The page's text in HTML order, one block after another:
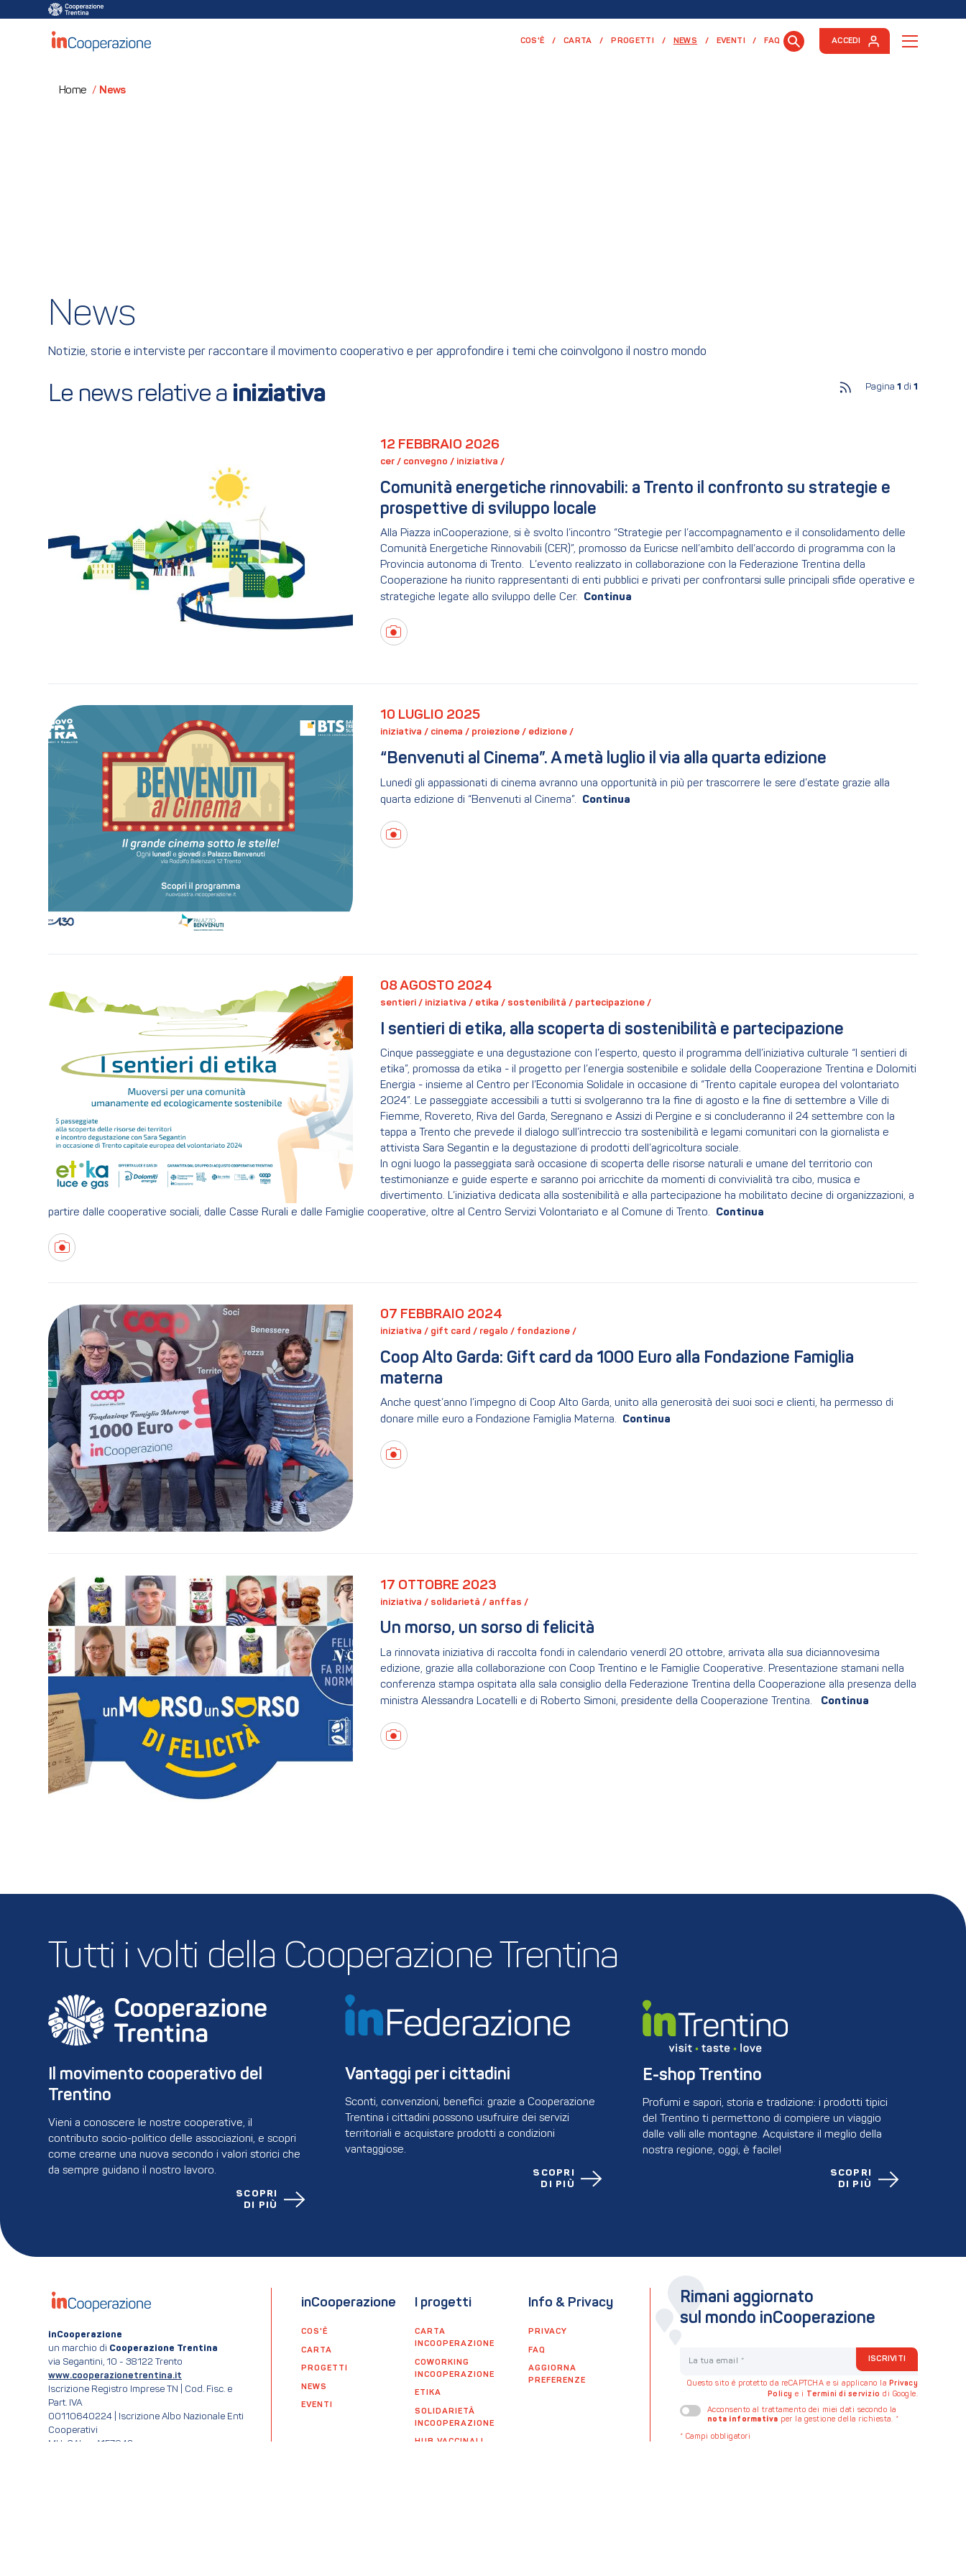
COS'È CARTA PROGETTI NEWS (CURRENT)
EVENTI FAQ ACCEDI
Home / News
News
Notizie, storie e interviste per raccontare il movimento cooperativo e per approfondire i temi che coinvolgono il nostro mondo
Le news relative a iniziativa Pagina 1 di 1
12 FEBBRAIO 2026
cer / convegno / iniziativa /
Comunità energetiche rinnovabili: a Trento il confronto su strategie e
prospettive di sviluppo locale
Alla Piazza inCooperazione, si è svolto l’incontro “Strategie per l’accompagnamento e il consolidamento delle
Comunità Energetiche Rinnovabili (CER)”, promosso da Euricse nell’ambito dell’accordo di programma con la
Provincia autonoma di Trento. L’evento realizzato in collaborazione con la Federazione Trentina della
Cooperazione ha riunito rappresentanti di enti pubblici e privati per confrontarsi sulle principali sfide operative e
strategiche legate allo sviluppo delle Cer.
10 LUGLIO 2025
iniziativa / cinema / proiezione / edizione /
“Benvenuti al Cinema”. A metà luglio il via alla quarta edizione
Lunedì gli appassionati di cinema avranno una opportunità in più per trascorrere le sere d’estate grazie alla
quarta edizione di “Benvenuti al Cinema”.
08 AGOSTO 2024
sentieri / iniziativa / etika / sostenibilità / partecipazione /
I sentieri di etika, alla scoperta di sostenibilità e partecipazione
Cinque passeggiate e una degustazione con l’esperto, questo il programma dell’iniziativa culturale “I sentieri di
etika”, promossa da etika - il progetto per l’energia sostenibile e solidale della Cooperazione Trentina e Dolomiti
Energia - insieme al Centro per l’Economia Solidale in occasione di “Trento capitale europea del volontariato
2024”. Le passeggiate accessibili a tutti si svolgeranno tra la fine di agosto e la fine di settembre a Ville di
Fiemme, Rovereto, Riva del Garda, Seregnano e Assizi di Pergine e si concluderanno il 24 settembre con la
tappa a Trento che prevede il dialogo sull’intreccio tra sostenibilità e legami comunitari con la giornalista e
attivista Sara Segantin e la degustazione di prodotti dell’agricoltura sociale.
In ogni luogo la passeggiata sarà occasione di scoperta delle risorse naturali e umane del territorio con
testimonianze e guide esperte e saranno poi arricchite da momenti di convivialità tra cibo, musica e
divertimento. L’iniziativa dedicata alla sostenibilità e alla partecipazione ha mobilitato decine di organizzazioni, a
partire dalle cooperative sociali, dalle Casse Rurali e dalle Famiglie cooperative, oltre al Centro Servizi Volontariato e al Comune di Trento.
07 FEBBRAIO 2024
iniziativa / gift card / regalo / fondazione /
Coop Alto Garda: Gift card da 1000 Euro alla Fondazione Famiglia
materna
Anche quest’anno l’impegno di Coop Alto Garda, unito alla generosità dei suoi soci e clienti, ha permesso di
donare mille euro a Fondazione Famiglia Materna.
17 OTTOBRE 2023
iniziativa / solidarietà / anffas /
Un morso, un sorso di felicità
La rinnovata iniziativa di raccolta fondi in calendario venerdì 20 ottobre, arrivata alla sua diciannovesima
edizione, grazie alla collaborazione con Coop Trentino e le Famiglie Cooperative. Presentazione stamani nella
conferenza stampa ospitata alla sala consiglio della Federazione Trentina della Cooperazione alla presenza della
ministra Alessandra Locatelli e di Roberto Simoni, presidente della Cooperazione Trentina.
Tutti i volti della Cooperazione Trentina
Il movimento cooperativo del
Trentino
Vieni a conoscere le nostre cooperative, il
contributo socio-politico delle associazioni, e scopri
come crearne una nuova secondo i valori storici che
da sempre guidano il nostro lavoro.
SCOPRI
DI PIÙ
Vantaggi per i cittadini
Sconti, convenzioni, benefici: grazie a Cooperazione
Trentina i cittadini possono usufruire dei servizi
territoriali e acquistare prodotti a condizioni
vantaggiose.
SCOPRI
DI PIÙ
E-shop Trentino
Profumi e sapori, storia e tradizione: i prodotti tipici
del Trentino ti permettono di compiere un viaggio
dalle valli alle montagne. Acquistare il meglio della
nostra regione, oggi, è facile!
SCOPRI
DI PIÙ
inCooperazione
un marchio di Cooperazione Trentina
via Segantini, 10 - 38122 Trento
www.cooperazionetrentina.it
Iscrizione Registro Imprese TN | Cod. Fisc. e
Part. IVA
00110640224 | Iscrizione Albo Nazionale Enti
Cooperativi
MU-CAL n. A157943
inCooperazione
COS'È
CARTA
PROGETTI
NEWS
EVENTI
I progetti
CARTA
INCOOPERAZIONE
COWORKING
INCOOPERAZIONE
ETIKA
SOLIDARIETÀ
INCOOPERAZIONE
HUB VACCINALI
Info & Privacy
PRIVACY
FAQ
AGGIORNA
PREFERENZE
Rimani aggiornato
sul mondo inCooperazione
ISCRIVITI
Questo sito è protetto da reCAPTCHA e si applicano la Privacy
Policy e i Termini di servizio di Google.
Acconsento al trattamento dei miei dati secondo la
nota informativa per la gestione della richiesta. *
* Campi obbligatori